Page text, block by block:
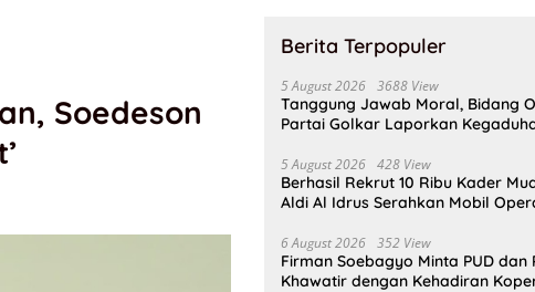
Soedeson
Berita Terpopuler
5 August 2026 3688 View
Tanggung Jawab Moral, Bidang
Partai Golkar Laporkan
5 August 2026 428 View
Berhasil Rekrut 10 Ribu Kader
Aldi Al Idrus Serahkan Mobil
6 August 2026 352 View
Firman Soebagyo Minta PUD dan
Khawatir dengan Kehadiran